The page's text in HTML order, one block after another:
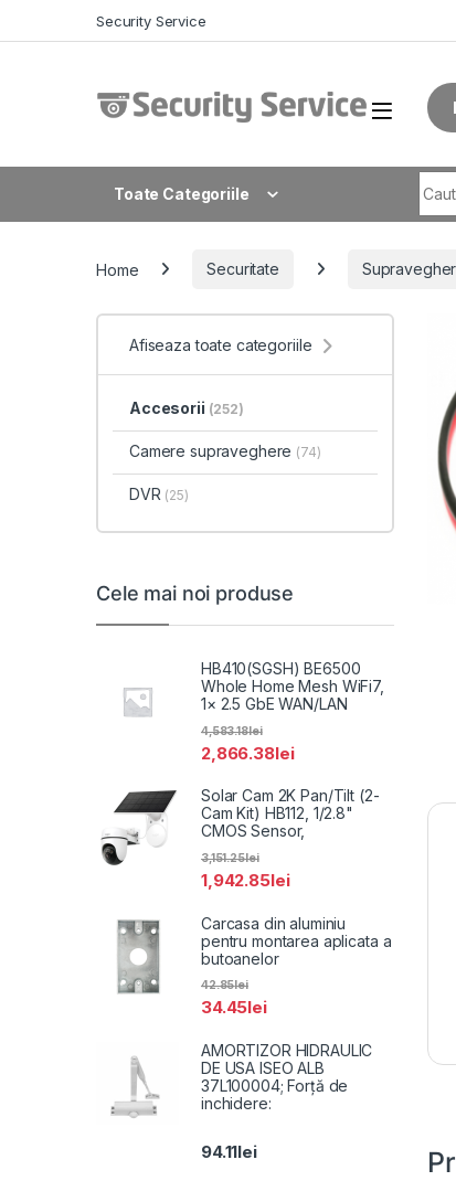
Security Service
Toate Categoriile
Home Securitate
Afiseaza toate categoriile
Accesorii (252)
Camere supraveghere (74)
DVR (25)
Cele mai noi produse
HB410(SGSH) BE6500
Whole Home Mesh WiFi7,
1× 2.5 GbE WAN/LAN
2,866.38lei
4,583.18lei
Solar Cam 2K Pan/Tilt (2-
Cam Kit) HB112, 1/2.8"
CMOS Sensor,
1,942.85lei
3,151.25lei
Carcasa din aluminiu
pentru montarea aplicata a
butoanelor
34.45lei
42.85lei
AMORTIZOR HIDRAULIC
DE USA ISEO ALB
37L100004; Forță de
inchidere:
94.11lei